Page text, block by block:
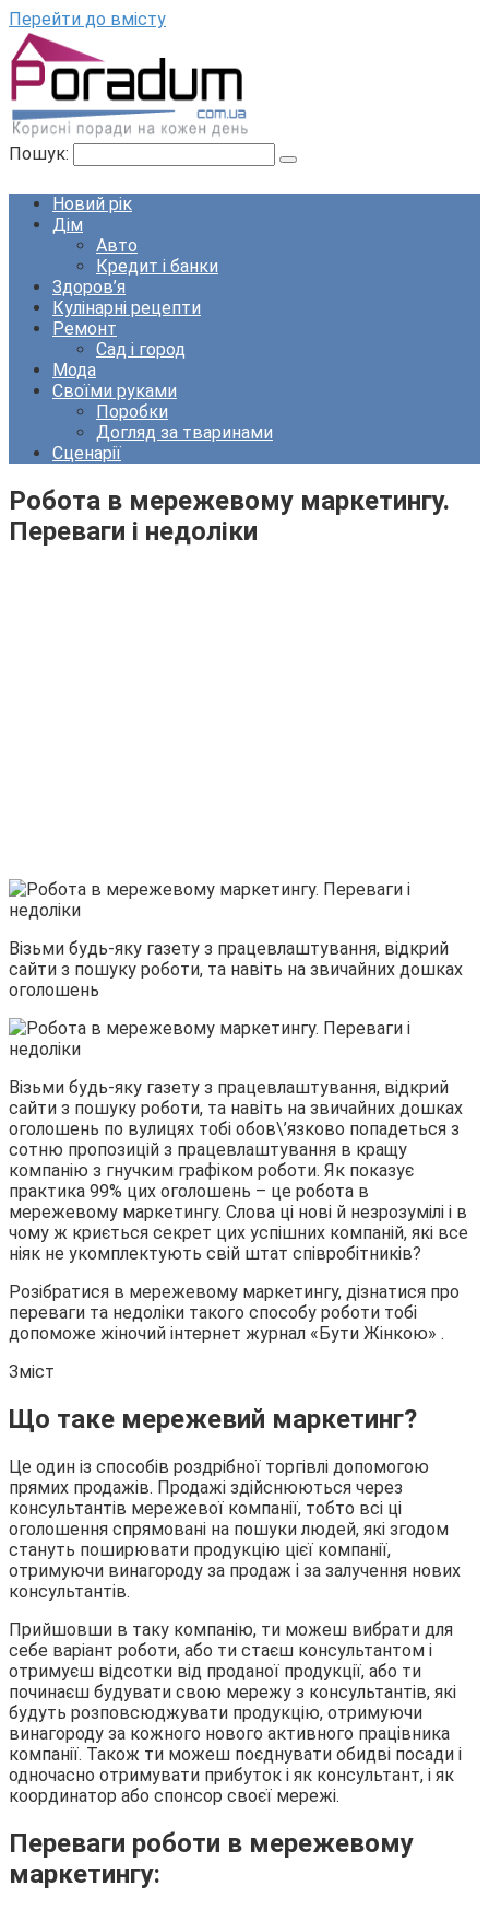
Перейти до вмісту
Пошук:
Новий рік
Дім
Авто
Кредит і банки
Здоров’я
Кулінарні рецепти
Ремонт
Сад і город
Мода
Своїми руками
Поробки
Догляд за тваринами
Сценарії
Робота в мережевому маркетингу.
Переваги і недоліки
Візьми будь-яку газету з працевлаштування, відкрий
сайти з пошуку роботи, та навіть на звичайних дошках
оголошень
Візьми будь-яку газету з працевлаштування, відкрий
сайти з пошуку роботи, та навіть на звичайних дошках
оголошень по вулицях тобі обов\’язково попадеться з
сотню пропозицій з працевлаштування в кращу
компанію з гнучким графіком роботи. Як показує
практика 99% цих оголошень – це робота в
мережевому маркетингу. Слова ці нові й незрозумілі і в
чому ж криється секрет цих успішних компаній, які все
ніяк не укомплектують свій штат співробітників?
Розібратися в мережевому маркетингу, дізнатися про
переваги та недоліки такого способу роботи тобі
допоможе жіночий інтернет журнал «Бути Жінкою» .
Зміст
Що таке мережевий маркетинг?
Це один із способів роздрібної торгівлі допомогою
прямих продажів. Продажі здійснюються через
консультантів мережевої компанії, тобто всі ці
оголошення спрямовані на пошуки людей, які згодом
стануть поширювати продукцію цієї компанії,
отримуючи винагороду за продаж і за залучення нових
консультантів.
Прийшовши в таку компанію, ти можеш вибрати для
себе варіант роботи, або ти стаєш консультантом і
отримуєш відсотки від проданої продукції, або ти
починаєш будувати свою мережу з консультантів, які
будуть розповсюджувати продукцію, отримуючи
винагороду за кожного нового активного працівника
компанії. Також ти можеш поєднувати обидві посади і
одночасно отримувати прибуток і як консультант, і як
координатор або спонсор своєї мережі.
Переваги роботи в мережевому
маркетингу: